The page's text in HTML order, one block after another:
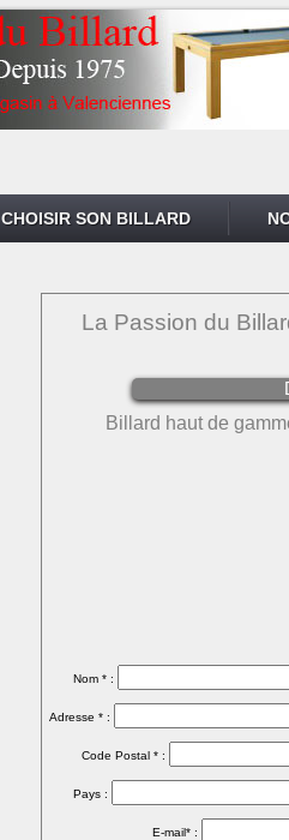
CHOISIR SON BILLARD
La Passion du
Billard haut de
Nom * :
Adresse * :
Code Postal * :
Pays :
E-mail* :